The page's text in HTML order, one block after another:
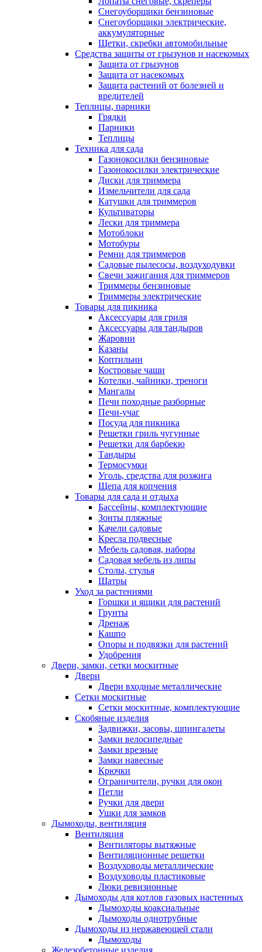
Снегоуборщики бензиновые
Снегоуборщики электрические,
аккумуляторные
Щетки, скребки автомобильные
Средства защиты от грызунов и насекомых
Защита от грызунов
Защита от насекомых
Защита растений от болезней и
вредителей
Теплицы, парники
Грядки
Парники
Теплицы
Техника для сада
Газонокосилки бензиновые
Газонокосилки электрические
Диски для триммера
Измельчители для сада
Катушки для триммеров
Культиваторы
Лески для триммера
Мотоблоки
Мотобуры
Ремни для триммеров
Садовые пылесосы, воздуходувки
Свечи зажигания для триммеров
Триммеры бензиновые
Триммеры электрические
Товары для пикника
Аксессуары для гриля
Аксессуары для тандыров
Жаровни
Казаны
Коптильни
Костровые чаши
Котелки, чайники, треноги
Мангалы
Печи походные разборные
Печи-учаг
Посуда для пикника
Решетки гриль чугунные
Решетки для барбекю
Тандыры
Термосумки
Уголь, средства для розжига
Щепа для копчения
Товары для сада и отдыха
Бассейны, комплектующие
Зонты пляжные
Качели садовые
Кресла подвесные
Мебель садовая, наборы
Садовая мебель из липы
Столы, стулья
Шатры
Уход за растениями
Горшки и ящики для растений
Грунты
Дренаж
Кашпо
Опоры и подвязки для растений
Удобрения
Двери, замки, сетки москитные
Двери
Двери входные металлические
Сетки москитные
Сетки москитные, комплектующие
Скобяные изделия
Задвижки, засовы, шпингалеты
Замки велосипедные
Замки врезные
Замки навесные
Крючки
Ограничители, ручки для окон
Петли
Ручки для двери
Ушки для замков
Дымоходы, вентиляция
Вентиляция
Вентиляторы вытяжные
Вентиляционные решетки
Воздуховоды металлические
Воздуховоды пластиковые
Люки ревизионные
Дымоходы для котлов газовых настенных
Дымоходы коаксиальные
Дымоходы однотрубные
Дымоходы из нержавеющей стали
Дымоходы
Железобетонные изделия